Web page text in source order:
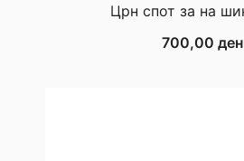
Црн спот за на
700,00 ден